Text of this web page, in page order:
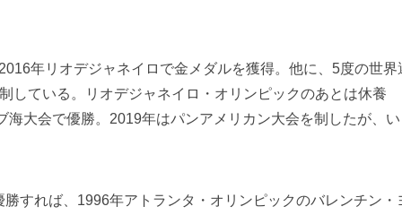
年リオデジャネイロで金メダルを獲得。他に、5度の世界
している。リオデジャネイロ・オリンピックのあとは休養
大会で優勝。2019年はパンアメリカン大会を制したが、い
すれば、1996年アトランタ・オリンピックのバレンチン・